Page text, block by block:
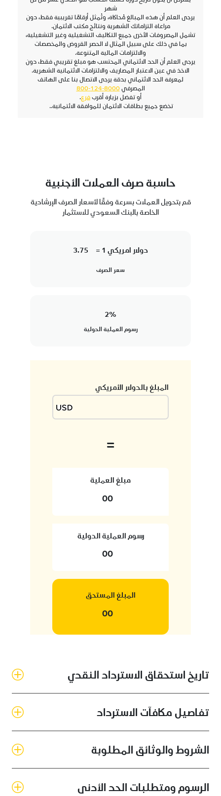
شهر
يرجى العلم أن هذه المبالغ مُحاكاة، وتُمثل أرقامًا تقريبية فقط، دون
مراعاة التزاماتك الشهرية ونتائج مكتب الائتمان.
تشمل المصروفات الأخرى جميع التكاليف التشغيلية وغير التشغيلية،
بما في ذلك على سبيل المثال لا الحصر القروض والمخصصات
والالتزامات المالية المتنوعة.
يرجى العلم أن الحد الائتماني المحتسب هو مبلغ تقريبي فقط، دون
الاخذ في عين الاعتبار المصاريف والالتزامات الائتمانية الشهرية.
لمعرفة الحد الائتماني بدقة يرجى الاتصال بنا على الهاتف
المصرفي8000-124-800
أو تفضل بزيارة أقربفرع.
تخضع جميع بطاقات الائتمان للموافقة الائتمانية..
حاسبة صرف العملات الأجنبية
قم بتحويل العملات بسرعة وفقًا لأسعار الصرف الإرشادية
الخاصة بالبنك السعودي للاستثمار
دولار امريكي 1 =
سعر الصرف
2%
رسوم العملية الدولية
المبلغ بالدولار الأمريكي
=
مبلغ العملية
00
رسوم العملية الدولية
00
المبلغ المستحق
00
تاريخ استحقاق الاسترداد النقدي
تفاصيل مكافآت الاسترداد
الشروط والوثائق المطلوبة
الرسوم ومتطلبات الحد الأدنى